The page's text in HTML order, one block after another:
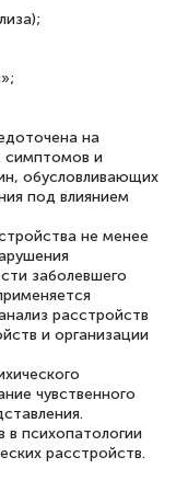
на
симптомов и
обусловливающих
под влиянием
не менее
заболевшего
расстройств
и организации
чувственного
в психопатологии
расстройств.